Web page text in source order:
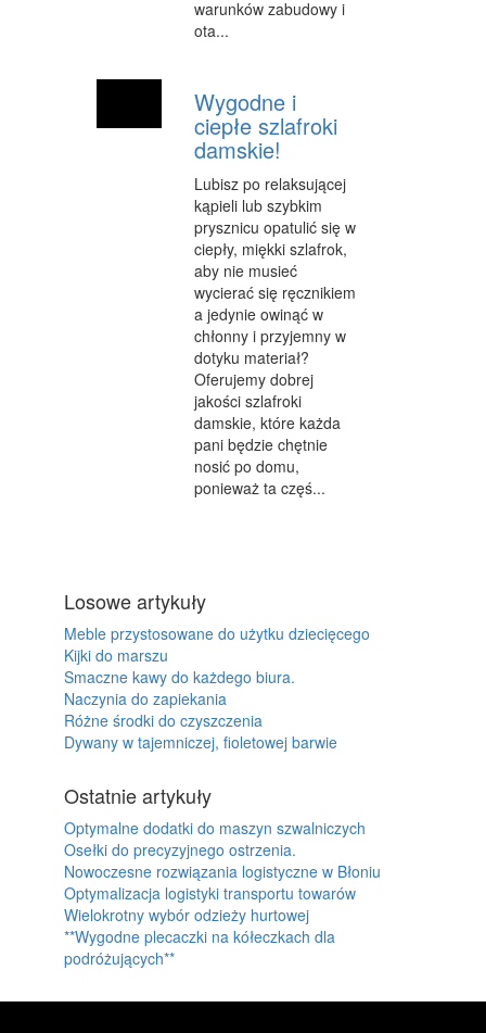
warunków zabudowy i
ota...
Wygodne i
ciepłe szlafroki
damskie!
Lubisz po relaksującej
kąpieli lub szybkim
prysznicu opatulić się w
ciepły, miękki szlafrok,
aby nie musieć
wycierać się ręcznikiem
a jedynie owinąć w
chłonny i przyjemny w
dotyku materiał?
Oferujemy dobrej
jakości szlafroki
damskie, które każda
pani będzie chętnie
nosić po domu,
ponieważ ta częś...
Losowe artykuły
Meble przystosowane do użytku dziecięcego
Kijki do marszu
Smaczne kawy do każdego biura.
Naczynia do zapiekania
Różne środki do czyszczenia
Dywany w tajemniczej, fioletowej barwie
Ostatnie artykuły
Optymalne dodatki do maszyn szwalniczych
Osełki do precyzyjnego ostrzenia.
Nowoczesne rozwiązania logistyczne w Błoniu
Optymalizacja logistyki transportu towarów
Wielokrotny wybór odzieży hurtowej
**Wygodne plecaczki na kółeczkach dla
podróżujących**